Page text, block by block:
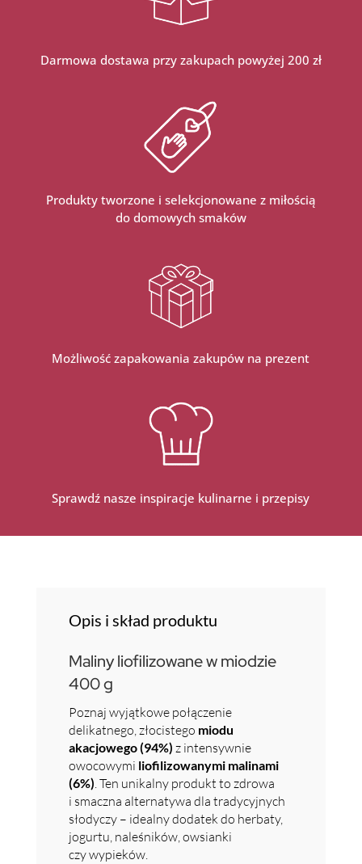
Darmowa dostawa przy zakupach powyżej 200 zł
Produkty tworzone i selekcjonowane z miłością
do domowych smaków
Możliwość zapakowania zakupów na prezent
Sprawdź nasze inspiracje kulinarne i przepisy
Opis i skład produktu
Maliny liofilizowane w miodzie
400 g
Poznaj wyjątkowe połączenie
delikatnego, złocistego miodu
akacjowego (94%) z intensywnie
owocowymi liofilizowanymi malinami
(6%). Ten unikalny produkt to zdrowa
i smaczna alternatywa dla tradycyjnych
słodyczy – idealny dodatek do herbaty,
jogurtu, naleśników, owsianki
czy wypieków.